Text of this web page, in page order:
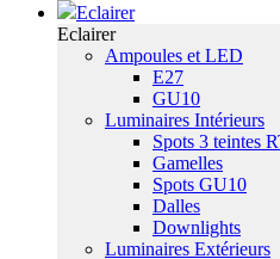
Eclairer
Eclairer
Ampoules et LED
E27
GU10
Luminaires Intérieurs
Spots 3 teintes
Gamelles
Spots GU10
Dalles
Downlights
Luminaires Extérieurs